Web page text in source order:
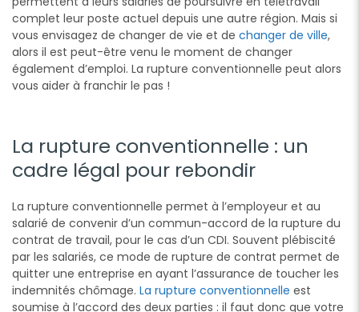
complet leur poste actuel depuis une autre région. Mais si
vous envisagez de changer de vie et de changer de ville,
alors il est peut-être venu le moment de changer
également d’emploi. La rupture conventionnelle peut alors
vous aider à franchir le pas !
La rupture conventionnelle : un
cadre légal pour rebondir
La rupture conventionnelle permet à l’employeur et au
salarié de convenir d’un commun-accord de la rupture du
contrat de travail, pour le cas d’un CDI. Souvent plébiscité
par les salariés, ce mode de rupture de contrat permet de
quitter une entreprise en ayant l’assurance de toucher les
indemnités chômage. La rupture conventionnelle est
soumise à l’accord des deux parties : il faut donc que votre